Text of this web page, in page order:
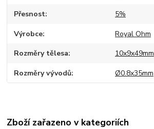
Přesnost 5%
Výrobce Royal Ohm
Rozměry tělesa 10x9x49mm
Rozměry vývodů Ø0.8x35mm
Zboží zařazeno v kategoriích